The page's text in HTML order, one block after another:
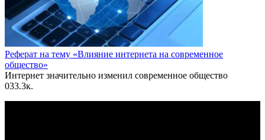
Реферат на тему «Влияние интернета на современное
общество»
Интернет значительно изменил современное общество
033.3к.